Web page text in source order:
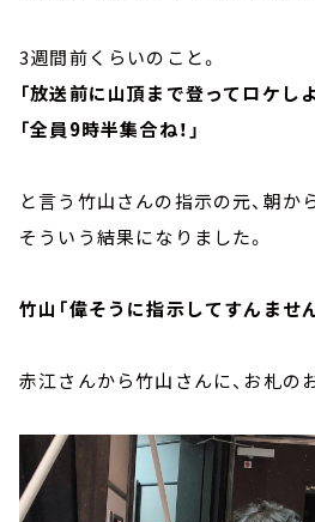
3週間前くらいのこと。
「放送前に山頂まで登ってロケしよ
「全員9時半集合ね！」
と言う竹山さんの指示の元、朝か
そういう結果になりました。
竹山「偉そうに指示してすんません
赤江さんから竹山さんに、お札の